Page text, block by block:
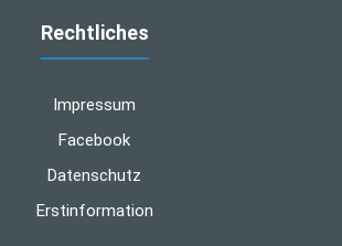
Rechtliches
Impressum
Facebook
Datenschutz
Erstinformation